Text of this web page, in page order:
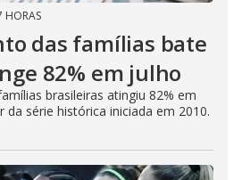
HORAS
das famílias bate
82% em julho
brasileiras atingiu 82% em
série histórica iniciada em 2010.